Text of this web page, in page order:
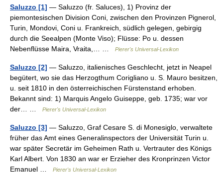
Saluzzo [1] — Saluzzo (fr. Saluces), 1) Provinz der
piemontesischen Division Coni, zwischen den Provinzen Pignerol,
Turin, Mondovi, Coni u. Frankreich, südlich gelegen, gebirgig
durch die Seealpen (Monte Viso); Flüsse: Po u. dessen
Nebenflüsse Maira, Vraita,… …
Pierer's Universal-Lexikon
Saluzzo [2] — Saluzzo, italienisches Geschlecht, jetzt in Neapel
begütert, wo sie das Herzogthum Corigliano u. S. Mauro besitzen,
u. seit 1810 in den österreichischen Fürstenstand erhoben.
Bekannt sind: 1) Marquis Angelo Guiseppe, geb. 1735; war vor
der… …
Pierer's Universal-Lexikon
Saluzzo [3] — Saluzzo, Graf Cesare S. di Monesiglo, verwaltete
früher das Amt eines Generalinspectors der Universität Turin u.
war später Secretär im Geheimen Rath u. Vertrauter des Königs
Karl Albert. Von 1830 an war er Erzieher des Kronprinzen Victor
Emanuel …
Pierer's Universal-Lexikon